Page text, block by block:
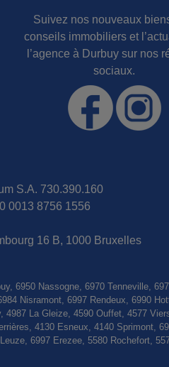
Suivez nos nouveaux
conseils immobiliers et
l’agence à Durbuy sur nos
sociaux.
S.A. 730.390.160
0013 8756 1556
16 B, 1000 Bruxelles
6950 Nassogne, 6970 Tenneville,
Nisramont, 6997 Rendeux, 6990
La Gleize, 4590 Ouffet, 4577
4130 Esneux, 4140 Sprimont,
6997 Erezee, 5580 Rochefort,